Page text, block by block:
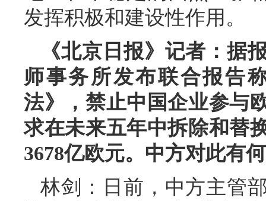
发挥积极和建设性作用。
《北京日报》记者：据
师事务所发布联合报告
法》，禁止中国企业参与
求在未来五年中拆除和替
3678亿欧元。中方对此有
林剑：日前，中方主管